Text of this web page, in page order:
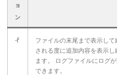
ョ
ン
-f
ファイルの末尾まで表示し
される度に追加内容を表示
ます。 ログファイルにログ
できます。